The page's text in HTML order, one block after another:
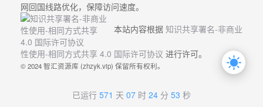
网回国线路优化，保障访问速度。
本站内容根据 知识共享署名-非商业
性使用-相同方式共享 4.0 国际许可协议 进行许可。
© 2024 智汇资源库 (zhzyk.vip) 保留所有权利。
已运行 571 天 07 时 24 分 54 秒